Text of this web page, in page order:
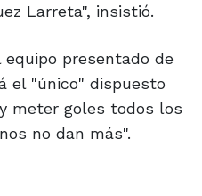
Larreta", insistió.
presentado de
el "único" dispuesto
meter goles todos los
no dan más".